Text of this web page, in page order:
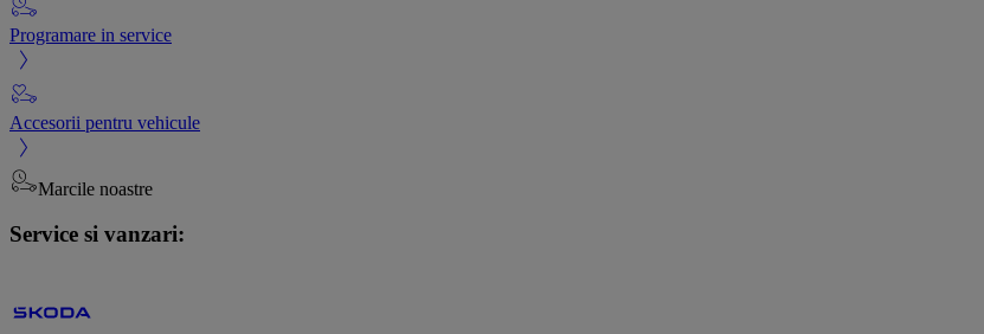
Programare in service
Accesorii pentru vehicule
Marcile noastre
Service si vanzari: